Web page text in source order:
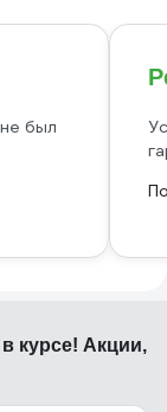
был
курсе! Акции,